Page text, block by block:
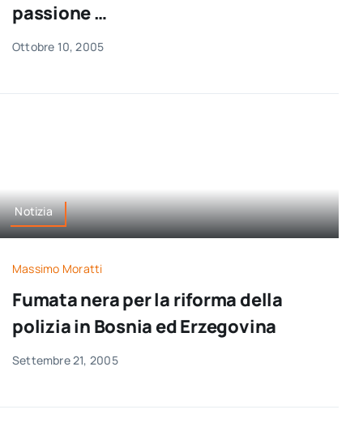
passione …
Ottobre 10, 2005
Notizia
Massimo Moratti
Fumata nera per la riforma della
polizia in Bosnia ed Erzegovina
Settembre 21, 2005